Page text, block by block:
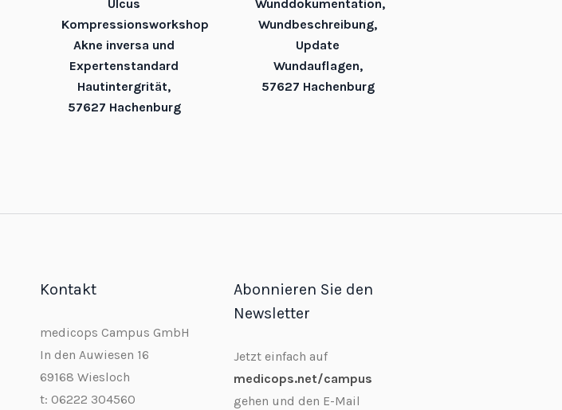
Ulcus
Kompressionsworkshop,
Akne inversa und
Expertenstandard
Hautintergrität,
57627 Hachenburg
Wunddokumentation,
Wundbeschreibung,
Update
Wundauflagen,
57627 Hachenburg
Kontakt
medicops Campus GmbH
In den Auwiesen 16
69168 Wiesloch
t: 06222 304560
Abonnieren Sie den
Newsletter
Jetzt einfach auf
medicops.net/campus
gehen und den E-Mail